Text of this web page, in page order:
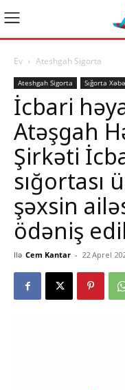
Ev Ateshgah Sigorta
Ateshgah Sigorta Sığorta
İcbari
Atəşgah
Şirkəti
sığortası
şəxsin
ödəniş
Ilə Cem Kantar - 22 Aprel